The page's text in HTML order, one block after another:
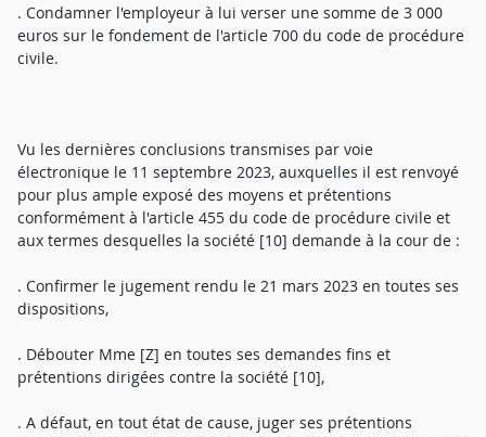
. Condamner l'employeur à lui verser une somme de 3 000
euros sur le fondement de l'article 700 du code de procédure
civile.
Vu les dernières conclusions transmises par voie
électronique le 11 septembre 2023, auxquelles il est renvoyé
pour plus ample exposé des moyens et prétentions
conformément à l'article 455 du code de procédure civile et
aux termes desquelles la société [10] demande à la cour de :
. Confirmer le jugement rendu le 21 mars 2023 en toutes ses
dispositions,
. Débouter Mme [Z] en toutes ses demandes fins et
prétentions dirigées contre la société [10],
. A défaut, en tout état de cause, juger ses prétentions